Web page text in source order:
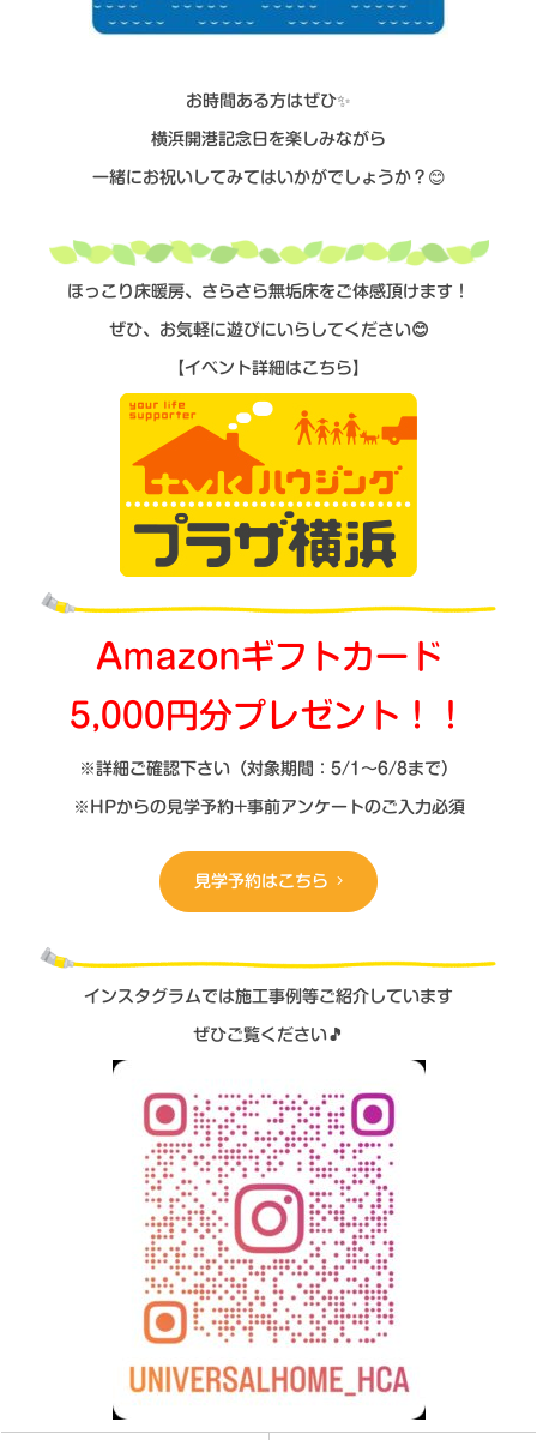
お時間ある方はぜひ✨
横浜開港記念日を楽しみながら
一緒にお祝いしてみてはいかがでしょうか？😊
ほっこり床暖房、さらさら無垢床をご体感頂けます！
ぜひ、お気軽に遊びにいらしてください😊
【イベント詳細はこちら】
Amazonギフトカード
5,000円分プレゼント！！
※詳細ご確認下さい（対象期間：5/1～6/8まで）
※HPからの見学予約+事前アンケートのご入力必須
見学予約はこちら
インスタグラムでは施工事例等ご紹介しています
ぜひご覧ください🎵